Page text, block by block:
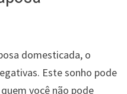
domesticada, o
Este sonho pode
você não pode